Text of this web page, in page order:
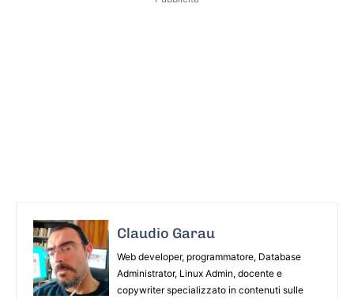
Claudio Garau
Web developer, programmatore, Database
Administrator, Linux Admin, docente e
copywriter specializzato in contenuti sulle